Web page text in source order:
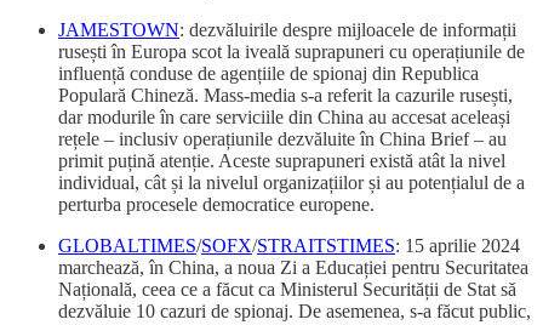
JAMESTOWN: dezvăluirile despre mijloacele de informații
rusești în Europa scot la iveală suprapuneri cu operațiunile de
influență conduse de agențiile de spionaj din Republica
Populară Chineză. Mass-media s-a referit la cazurile rusești,
dar modurile în care serviciile din China au accesat aceleași
rețele – inclusiv operațiunile dezvăluite în China Brief – au
primit puțină atenție. Aceste suprapuneri există atât la nivel
individual, cât și la nivelul organizațiilor și au potențialul de a
perturba procesele democratice europene.
GLOBALTIMES/SOFX/STRAITSTIMES: 15 aprilie 2024
marchează, în China, a noua Zi a Educației pentru Securitatea
Națională, ceea ce a făcut ca Ministerul Securității de Stat să
dezvăluie 10 cazuri de spionaj. De asemenea, s-a făcut public,